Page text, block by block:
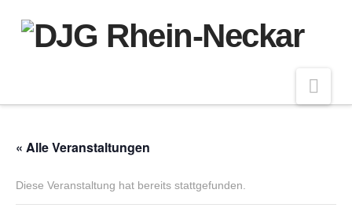
« Alle Veranstaltungen
Diese Veranstaltung hat bereits stattgefunden.